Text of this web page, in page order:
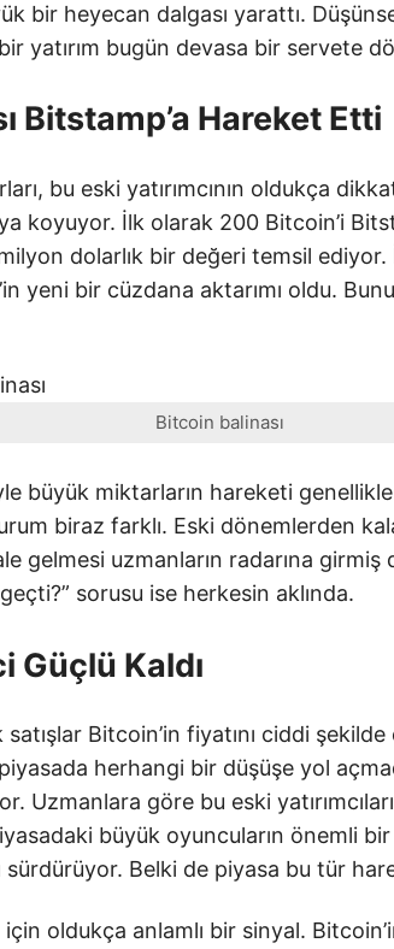
bir heyecan dalgası yarattı.
yatırım bugün devasa bir servete
Bitstamp’a Hareket Etti
bu eski yatırımcının oldukça
koyuyor. İlk olarak 200 Bitcoin’i
dolarlık bir değeri temsil
yeni bir cüzdana aktarımı oldu.
Bitcoin balinası
büyük miktarların hareketi
biraz farklı. Eski dönemlerden
gelmesi uzmanların radarına girmiş
sorusu ise herkesin aklında.
Güçlü Kaldı
Bitcoin’in fiyatını ciddi
herhangi bir düşüşe yol
Uzmanlara göre bu eski
büyük oyuncuların önemli bir
sürdürüyor. Belki de piyasa bu tür
için oldukça anlamlı bir sinyal.